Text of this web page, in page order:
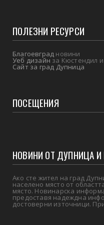
ПОЛЕЗНИ РЕСУРСИ
Благоевград новини
Уеб дизайнза Кюстендил
Сайт за град Дупница
ПОСЕЩЕНИЯ
НОВИНИ ОТ ДУПНИЦА И
Ако сте жител на град
населено място от
място. Новинарска
предоставя надеждна
достоверни източници.